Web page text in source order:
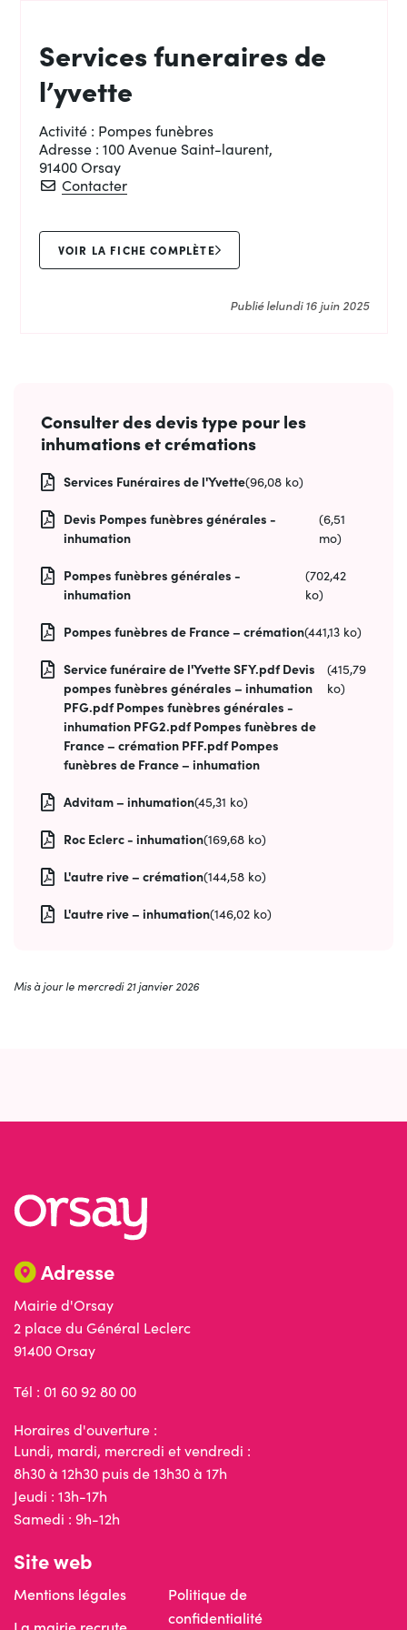
Services funeraires de
l’yvette
Activité : Pompes funèbres
Adresse : 100 Avenue Saint-laurent,
91400 Orsay
ContacterServices funeraires de l’yvette
VOIR LA FICHE COMPLÈTE
Publié lelundi 16 juin 2025
Consulter des devis type pour les
inhumations et crémations
Services Funéraires de l'Yvette(96,08 ko)
Devis Pompes funèbres générales -
inhumation
(6,51
mo)
Pompes funèbres générales -
inhumation
(702,42
ko)
Pompes funèbres de France – crémation(441,13 ko)
Service funéraire de l'Yvette SFY.pdf Devis
pompes funèbres générales – inhumation
PFG.pdf Pompes funèbres générales -
inhumation PFG2.pdf Pompes funèbres de
France – crémation PFF.pdf Pompes
funèbres de France – inhumation
(415,79
ko)
Advitam – inhumation(45,31 ko)
Roc Eclerc - inhumation(169,68 ko)
L'autre rive – crémation(144,58 ko)
L'autre rive – inhumation(146,02 ko)
Mis à jour le mercredi 21 janvier 2026
Adresse
Mairie d'Orsay
2 place du Général Leclerc
91400 Orsay
Tél : 01 60 92 80 00
Horaires d'ouverture :
Lundi, mardi, mercredi et vendredi :
8h30 à 12h30 puis de 13h30 à 17h
Jeudi : 13h-17h
Samedi : 9h-12h
Site web
Mentions légales
Politique de
confidentialité